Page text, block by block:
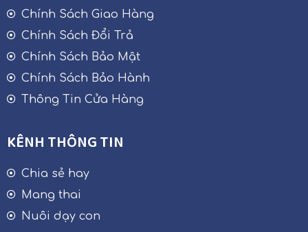
Chính Sách Giao Hàng
Chính Sách Đổi Trả
Chính Sách Bảo Mật
Chính Sách Bảo Hành
Thông Tin Cửa Hàng
KÊNH THÔNG TIN
Chia sẻ hay
Mang thai
Nuôi dạy con